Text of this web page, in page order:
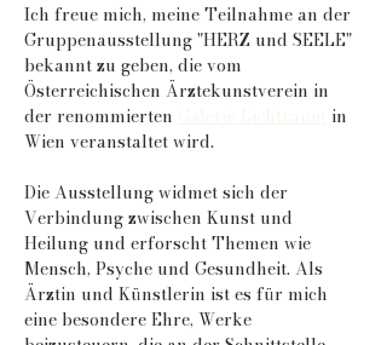
Ich freue mich, meine Teilnahme an der
Gruppenausstellung "HERZ und SEELE"
bekannt zu geben, die vom
Österreichischen Ärztekunstverein in
der renommierten
in
Wien veranstaltet wird.
Die Ausstellung widmet sich der
Verbindung zwischen Kunst und
Heilung und erforscht Themen wie
Mensch, Psyche und Gesundheit. Als
Ärztin und Künstlerin ist es für mich
eine besondere Ehre, Werke